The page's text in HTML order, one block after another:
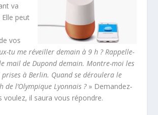
va
peut
vos
tu me réveiller demain à 9 h ? Rappelle-
mail de Dupond demain. Montre-moi les
prises à Berlin. Quand se déroulera le
de l’Olympique Lyonnais ? » Demandez-
voulez, il saura vous répondre.